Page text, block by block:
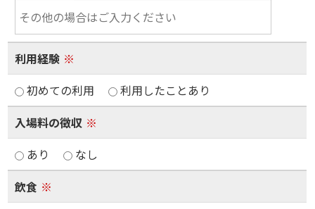
利用経験 ※
初めての利用
利用したことあり
入場料の徴収 ※
あり
なし
飲食 ※